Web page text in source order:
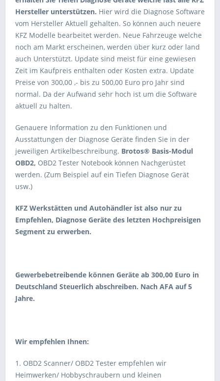
Hersteller unterstützen. Hier wird die Diagnose Software
vom Hersteller Aktuell gehalten. So können auch neuere
KFZ Modelle bearbeitet werden. Neue Fahrzeuge welche
noch am Markt erscheinen, werden über kurz oder land
auch Unterstützt. Update sind meist für eine gewiesen
Zeit im Kaufpreis enthalten oder Kosten extra. Update
Preise von 300,00 ,- bis zu 500,00 Euro pro Jahr sind
normal. Da der Aufwand sehr hoch ist um die Software
aktuell zu halten.
Genauere Information zu den Funktionen und
Ausstattungen der Diagnose Geräte finden Sie in der
jeweiligen Artikelbeschreibung. Brotos® Basis-Modul
OBD2, OBD2 Tester Notebook können Nachgerüstet
werden. (Zum Beispiel auf ein Tiefen Diagnose Gerät
usw.)
KFZ Werkstätten und Autohändler ist also nur zu
Empfehlen, Diagnose Geräte des letzten Hochpreisigen
Segment zu erwerben.
Gewerbebetreibende können Geräte ab 300,00 Euro in
Deutschland Steuerlich abschreiben. Nach AFA auf 5
Jahre.
Wir empfehlen Ihnen:
1. OBD2 Scanner/ OBD2 Tester empfehlen wir
Heimwerken/ Hobbyschraubern und kleinen